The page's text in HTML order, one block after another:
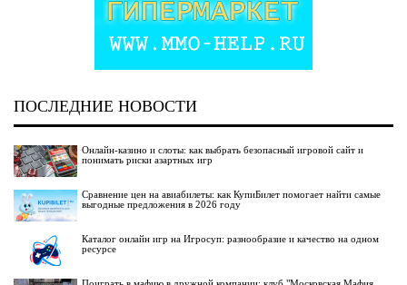
ПОСЛЕДНИЕ НОВОСТИ
Онлайн-казино и слоты: как выбрать безопасный игровой сайт и
понимать риски азартных игр
Сравнение цен на авиабилеты: как КупиБилет помогает найти самые
выгодные предложения в 2026 году
Каталог онлайн игр на Игросуп: разнообразие и качество на одном
ресурсе